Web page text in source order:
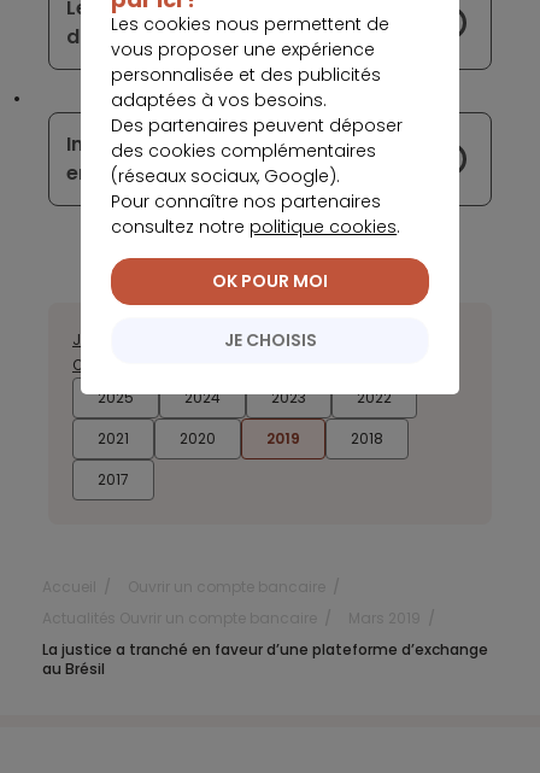
Le paiement mobile aura-t-il raison
du cash ?
Interdiction de refuser les paiements
en liquide à Philadelphie
2025 2024 2023
2022
2021
2020 2019
2018
2017
Janvier AvrilMaiJuinJuillet
Octobre
La justice a tranché en faveur d’une plateforme d’exchange
au Brésil
Les cookies nous permettent de
vous proposer une expérience
personnalisée et des publicités
adaptées à vos besoins.
Des partenaires peuvent déposer
des cookies complémentaires
(réseaux sociaux, Google).
Pour connaître nos partenaires
consultez notre politique cookies.
JE CHOISIS
OK POUR MOI